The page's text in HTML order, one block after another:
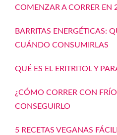
COMENZAR A CORRER EN
BARRITAS ENERGÉTICAS:
CUÁNDO CONSUMIRLAS
QUÉ ES EL ERITRITOL Y
¿CÓMO CORRER CON
CONSEGUIRLO
5 RECETAS VEGANAS